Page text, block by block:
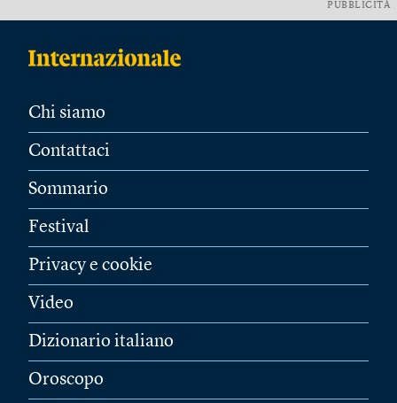
PUBBLICITÀ
Chi siamo
Contattaci
Sommario
Festival
Privacy e cookie
Video
Dizionario italiano
Oroscopo